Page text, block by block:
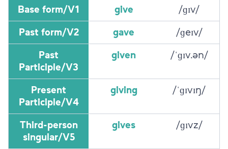
Base form/V1 give /ɡɪv/
Past form/V2 gave /ɡeɪv/
Past
Participle/V3
given /ˈɡɪv.ən/
Present
Participle/V4
giving /ˈɡɪvɪŋ/
Third-person
singular/V5
gives /ɡɪvz/